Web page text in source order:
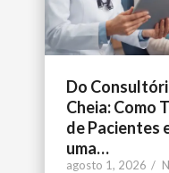
Do
Cheia: Como
de Pacientes
uma…
agosto 1, 2026 /